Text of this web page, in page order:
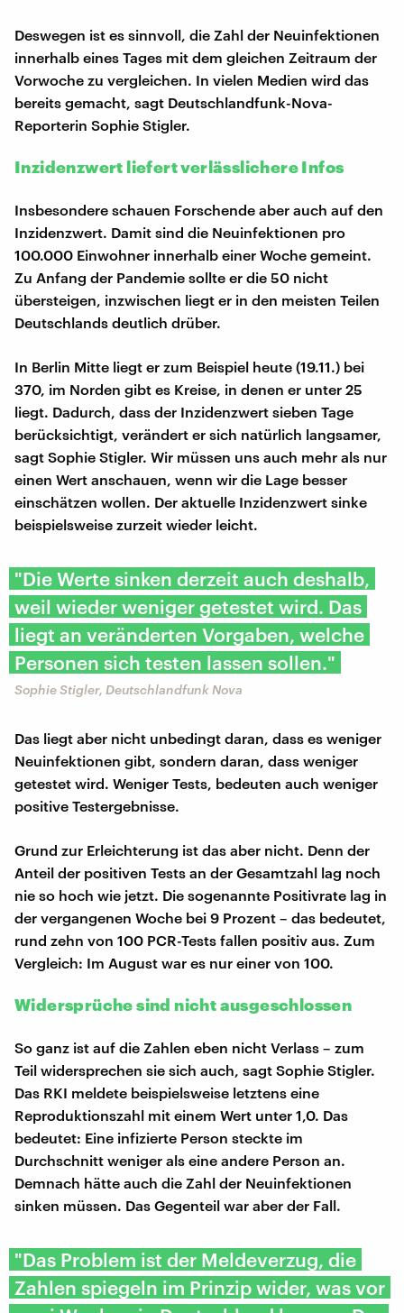
Deswegen ist es sinnvoll, die Zahl der Neuinfektionen
innerhalb eines Tages mit dem gleichen Zeitraum der
Vorwoche zu vergleichen. In vielen Medien wird das
bereits gemacht, sagt Deutschlandfunk-Nova-
Reporterin Sophie Stigler.
Inzidenzwert liefert verlässlichere Infos
Insbesondere schauen Forschende aber auch auf den
Inzidenzwert. Damit sind die Neuinfektionen pro
100.000 Einwohner innerhalb einer Woche gemeint.
Zu Anfang der Pandemie sollte er die 50 nicht
übersteigen, inzwischen liegt er in den meisten Teilen
Deutschlands deutlich drüber.
In Berlin Mitte liegt er zum Beispiel heute (19.11.) bei
370, im Norden gibt es Kreise, in denen er unter 25
liegt. Dadurch, dass der Inzidenzwert sieben Tage
berücksichtigt, verändert er sich natürlich langsamer,
sagt Sophie Stigler. Wir müssen uns auch mehr als nur
einen Wert anschauen, wenn wir die Lage besser
einschätzen wollen. Der aktuelle Inzidenzwert sinke
beispielsweise zurzeit wieder leicht.
"Die Werte sinken derzeit auch deshalb,
weil wieder weniger getestet wird. Das
liegt an veränderten Vorgaben, welche
Personen sich testen lassen sollen."
Sophie Stigler, Deutschlandfunk Nova
Das liegt aber nicht unbedingt daran, dass es weniger
Neuinfektionen gibt, sondern daran, dass weniger
getestet wird. Weniger Tests, bedeuten auch weniger
positive Testergebnisse.
Grund zur Erleichterung ist das aber nicht. Denn der
Anteil der positiven Tests an der Gesamtzahl lag noch
nie so hoch wie jetzt. Die sogenannte Positivrate lag in
der vergangenen Woche bei 9 Prozent – das bedeutet,
rund zehn von 100 PCR-Tests fallen positiv aus. Zum
Vergleich: Im August war es nur einer von 100.
Widersprüche sind nicht ausgeschlossen
So ganz ist auf die Zahlen eben nicht Verlass – zum
Teil widersprechen sie sich auch, sagt Sophie Stigler.
Das RKI meldete beispielsweise letztens eine
Reproduktionszahl mit einem Wert unter 1,0. Das
bedeutet: Eine infizierte Person steckte im
Durchschnitt weniger als eine andere Person an.
Demnach hätte auch die Zahl der Neuinfektionen
sinken müssen. Das Gegenteil war aber der Fall.
"Das Problem ist der Meldeverzug, die
Zahlen spiegeln im Prinzip wider, was vor